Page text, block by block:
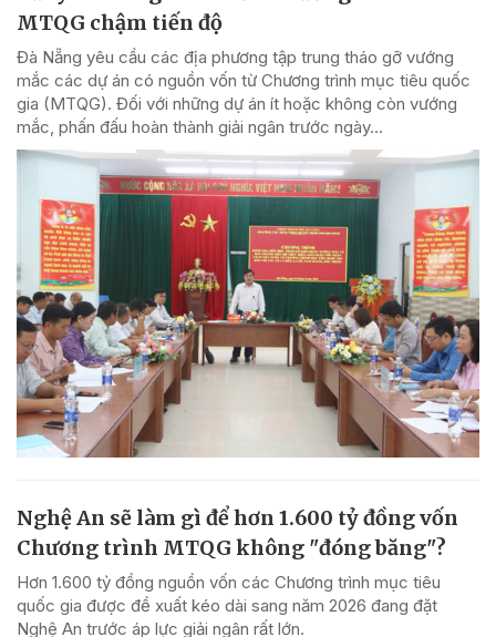
MTQG chậm tiến độ
Đà Nẵng yêu cầu các địa phương tập trung tháo gỡ vướng
mắc các dự án có nguồn vốn từ Chương trình mục tiêu quốc
gia (MTQG). Đối với những dự án ít hoặc không còn vướng
mắc, phấn đấu hoàn thành giải ngân trước ngày...
Nghệ An sẽ làm gì để hơn 1.600 tỷ đồng vốn
Chương trình MTQG không "đóng băng"?
Hơn 1.600 tỷ đồng nguồn vốn các Chương trình mục tiêu
quốc gia được đề xuất kéo dài sang năm 2026 đang đặt
Nghệ An trước áp lực giải ngân rất lớn.